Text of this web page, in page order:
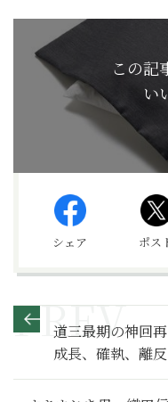
この記
い
シェア ポス
道三最期の神回
成長、確執、離
の映画化待望論